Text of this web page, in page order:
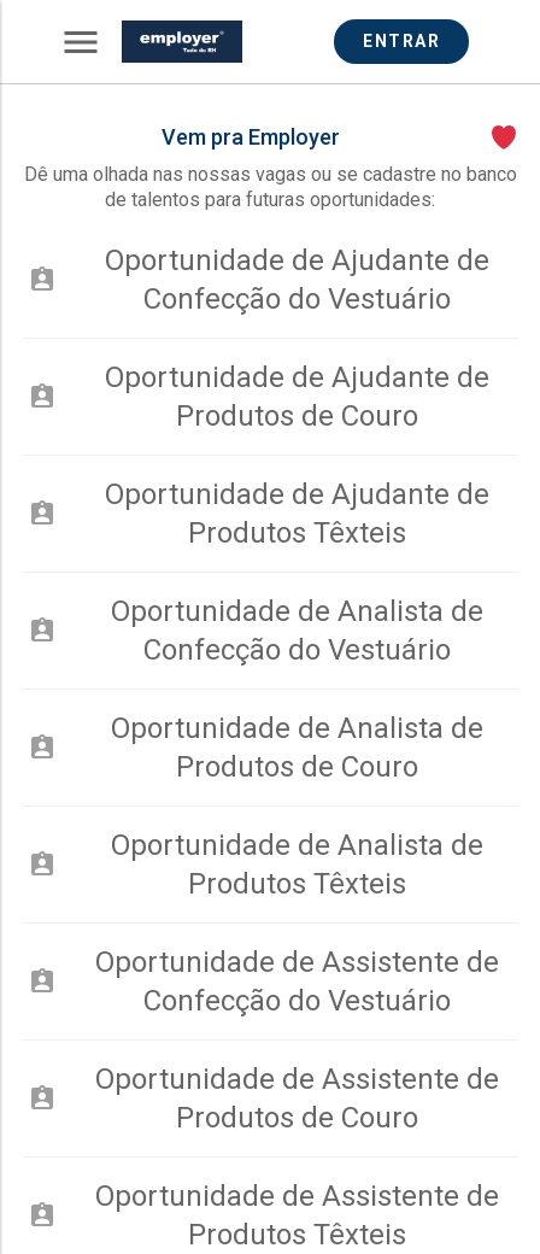
menu ENTRAR
Vem pra Employer
Dê uma olhada nas nossas vagas ou se cadastre no banco
de talentos para futuras oportunidades:
assignment_ind
Oportunidade de Ajudante de
Confecção do Vestuário
assignment_ind
Oportunidade de Ajudante de
Produtos de Couro
assignment_ind
Oportunidade de Ajudante de
Produtos Têxteis
assignment_ind
Oportunidade de Analista de
Confecção do Vestuário
assignment_ind
Oportunidade de Analista de
Produtos de Couro
assignment_ind
Oportunidade de Analista de
Produtos Têxteis
assignment_ind
Oportunidade de Assistente de
Confecção do Vestuário
assignment_ind
Oportunidade de Assistente de
Produtos de Couro
assignment_ind
Oportunidade de Assistente de
Produtos Têxteis